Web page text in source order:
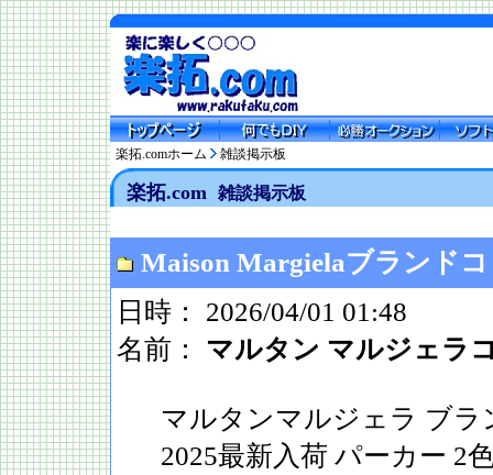
楽拓.comホーム 雑談掲示板
楽拓.com 雑談掲示板
Maison Margielaブランド
日時： 2026/04/01 01:48
名前： マルタン マルジェラ
マルタンマルジェラ ブラ
2025最新入荷 パーカー 2